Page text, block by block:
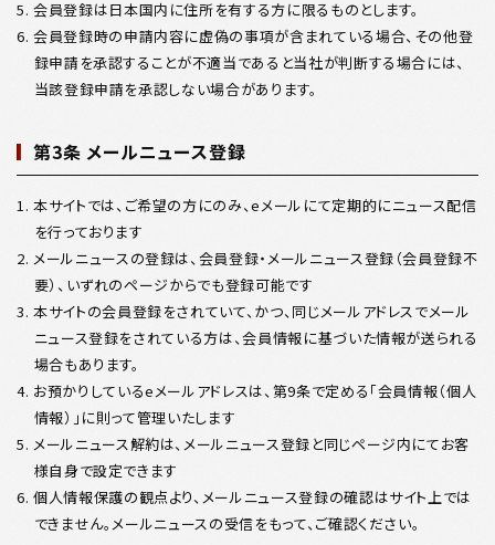
5. 会員登録は日本国内に住所を有する方に限るものとします。
6. 会員登録時の申請内容に虚偽の事項が含まれている場合、その他登
録申請を承認することが不適当であると当社が判断する場合には、
当該登録申請を承認しない場合があります。
第3条 メールニュース登録
1. 本サイトでは、ご希望の方にのみ、eメールにて定期的にニュース配信
を行っております
2. メールニュースの登録は、会員登録・メールニュース登録（会員登録不
要）、いずれのページからでも登録可能です
3. 本サイトの会員登録をされていて、かつ、同じメールアドレスでメール
ニュース登録をされている方は、会員情報に基づいた情報が送られる
場合もあります。
4. お預かりしているeメールアドレスは、第9条で定める「会員情報（個人
情報）」に則って管理いたします
5. メールニュース解約は、メールニュース登録と同じページ内にてお客
様自身で設定できます
6. 個人情報保護の観点より、メールニュース登録の確認はサイト上では
できません。メールニュースの受信をもって、ご確認ください。